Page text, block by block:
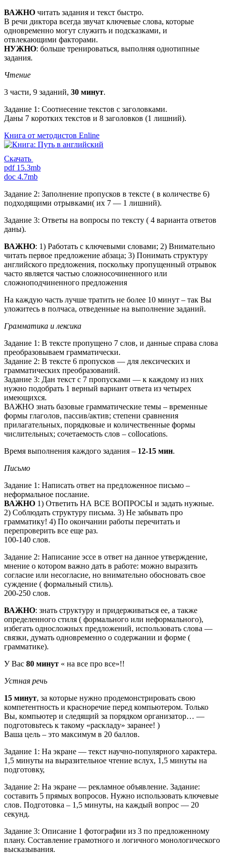
ВАЖНО читать задания и текст быстро.
В речи диктора всегда звучат ключевые слова, которые
одновременно могут служить и подсказками, и
отвлекающими факторами.
НУЖНО: больше тренироваться, выполняя однотипные
задания.
Чтение
3 части, 9 заданий, 30 минут.
Задание 1: Cоотнесение текстов с заголовками.
Даны 7 коротких текстов и 8 заголовков (1 лишний).
Книга от методистов Enline
Скачать
pdf 15.3mb
doc 4.7mb
Задание 2: Заполнение пропусков в тексте ( в количестве 6)
подходящими отрывками( их 7 — 1 лишний).
Задание 3: Ответы на вопросы по тексту ( 4 варианта ответов
даны).
ВАЖНО: 1) Работать с ключевыми словами; 2) Внимательно
читать первое предложение абзаца; 3) Понимать структуру
английского предложения, поскольку пропущенный отрывок
часто является частью сложносочиненного или
сложноподчиненного предложения
На каждую часть лучше тратить не более 10 минут – так Вы
уложитесь в полчаса, отведенные на выполнение заданий.
Грамматика и лексика
Задание 1: В тексте пропущено 7 слов, и данные справа слова
преобразовываем грамматически.
Задание 2: В тексте 6 пропусков — для лексических и
грамматических преобразований.
Задание 3: Дан текст с 7 пропусками — к каждому из них
нужно подобрать 1 верный вариант ответа из четырех
имеющихся.
ВАЖНО знать базовые грамматические темы – временные
формы глаголов, пассив/актив; степени сравнения
прилагательных, порядковые и количественные формы
числительных; сочетаемость слов – collocations.
Время выполнения каждого задания – 12-15 мин.
Письмо
Задание 1: Написать ответ на предложенное письмо –
неформальное послание.
ВАЖНО 1) Ответить НА ВСЕ ВОПРОСЫ и задать нужные.
2) Соблюдать структуру письма. 3) Не забывать про
грамматику! 4) По окончании работы перечитать и
перепроверить все еще раз.
100-140 слов.
Задание 2: Написание эссе в ответ на данное утверждение,
мнение о котором важно дать в работе: можно выразить
согласие или несогласие, но внимательно обосновать свое
суждение ( формальный стиль).
200-250 слов.
ВАЖНО: знать структуру и придерживаться ее, а также
определенного стиля ( формального или неформального),
избегать односложных предложений, использовать слова —
связки, думать одновременно о содержании и форме (
грамматике).
У Вас 80 минут « на все про все»!!
Устная речь
15 минут, за которые нужно продемонстрировать свою
компетентность и красноречие перед компьютером. Только
Вы, компьютер и следящий за порядком организатор… —
подготовьтесь к такому «раскладу» заранее! )
Ваша цель – это максимум в 20 баллов.
Задание 1: На экране — текст научно-популярного характера.
1,5 минуты на выразительное чтение вслух, 1,5 минуты на
подготовку,
Задание 2: На экране — рекламное объявление. Задание:
составить 5 прямых вопросов. Нужно использовать ключевые
слов. Подготовка – 1,5 минуты, на каждый вопрос — 20
секунд.
Задание 3: Описание 1 фотографии из 3 по предложенному
плану. Cоставление грамотного и логичного монологического
высказывания.